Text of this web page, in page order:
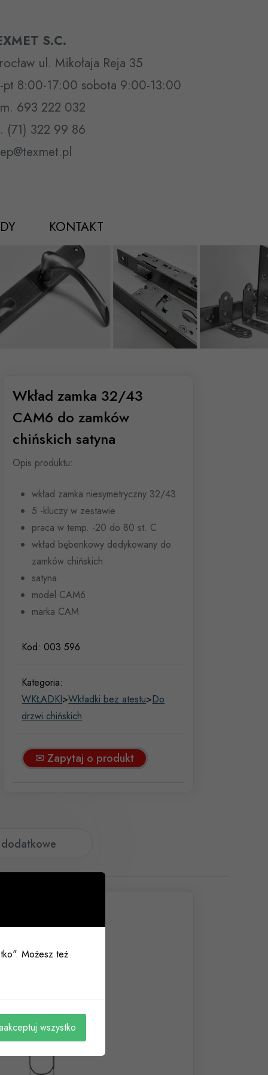
S.C.
ul. Mikołaja Reja 35
pt 8:00-17:00 sobota 9:00-13:00
693 222 032
(71) 322 99 86
KONTAKT
Wkład zamka 32/43
CAM6 do zamków
chińskich satyna
Opis produktu:
wkład zamka niesymetryczny 32/43
5 -kluczy w zestawie
praca w temp. -20 do 80 st. C
wkład bębenkowy dedykowany do
zamków chińskich
satyna
model CAM6
marka CAM
Kod: 003 596
Kategoria:
WKŁADKI>Wkładki bez atestu>Do
drzwi chińskich
✉ Zapytaj o produkt
Możesz też
wszystko